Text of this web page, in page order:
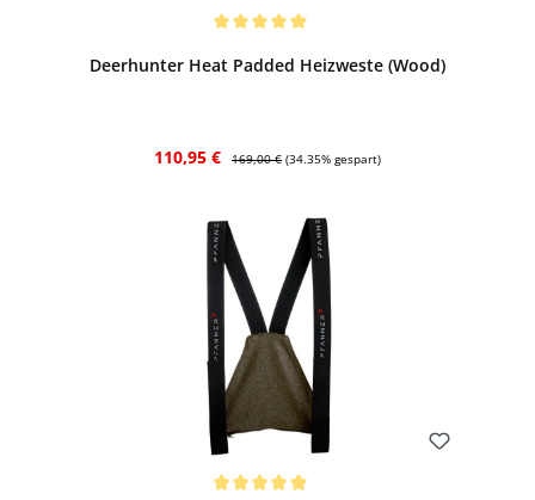
Deerhunter Heat Padded Heizweste (Wood)
Verkaufspreis:
110,95 € Regulärer Preis:
169,00 € (34.35% gespart)